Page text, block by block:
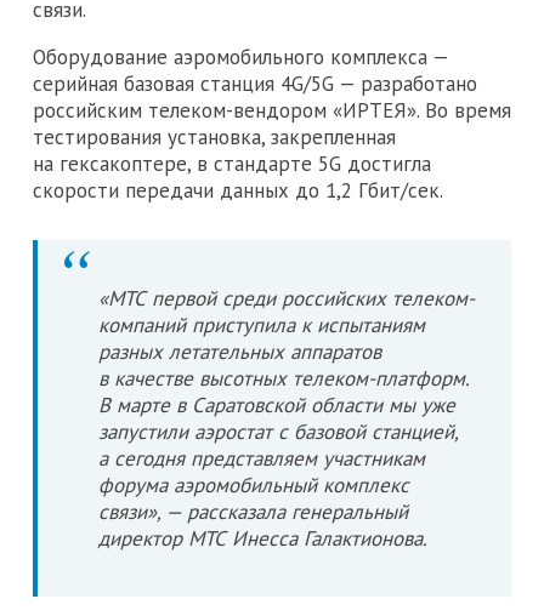
связи.
Оборудование аэромобильного комплекса —
серийная базовая станция 4G/5G — разработано
российским телеком-вендором «ИРТЕЯ». Во время
тестирования установка, закрепленная
на гексакоптере, в стандарте 5G достигла
скорости передачи данных до 1,2 Гбит/сек.
«МТС первой среди российских телеком-
компаний приступила к испытаниям
разных летательных аппаратов
в качестве высотных телеком-платформ.
В марте в Саратовской области мы уже
запустили аэростат с базовой станцией,
а сегодня представляем участникам
форума аэромобильный комплекс
связи», — рассказала генеральный
директор МТС Инесса Галактионова.